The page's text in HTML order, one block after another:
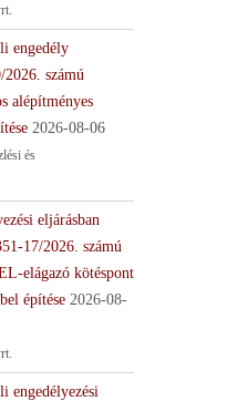
engedély
számú
alépítményes
2026-08-06
és
eljárásban
17/2026. számú
elágazó kötéspont
építése 2026-08-
engedélyezési